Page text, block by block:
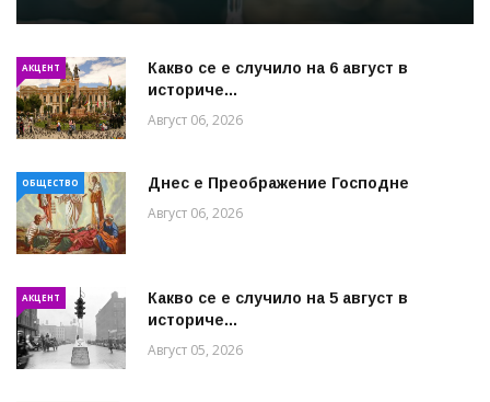
АКЦЕНТ
Какво се е случило на 6 август в
историче...
Август 06, 2026
ОБЩЕСТВО Днес е Преображение Господне
Август 06, 2026
АКЦЕНТ
Какво се е случило на 5 август в
историче...
Август 05, 2026